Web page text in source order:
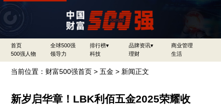
首页 全球500强 排行榜▾ 品牌资讯▾
商业管理
500强人物
领导力 科技 理财 生活
当前位置： 财富500强首页 >五金 > 新闻正文
新岁启华章！LBK利佰五金2025荣耀收